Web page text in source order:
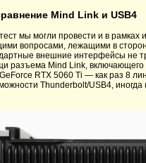
Mind Link и USB4
мы могли провести и в
вопросами, лежащими в
внешние интерфейсы не
разъема Mind Link, включающего
RTX 5060 Ti — как раз 8
Thunderbolt/USB4,